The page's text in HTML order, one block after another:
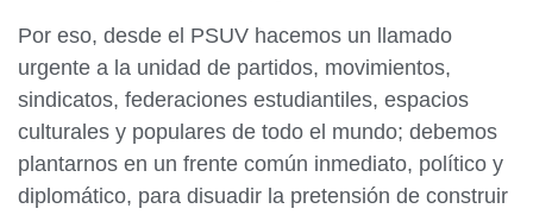
Por eso, desde el PSUV hacemos un llamado
urgente a la unidad de partidos, movimientos,
sindicatos, federaciones estudiantiles, espacios
culturales y populares de todo el mundo; debemos
plantarnos en un frente común inmediato, político y
diplomático, para disuadir la pretensión de construir